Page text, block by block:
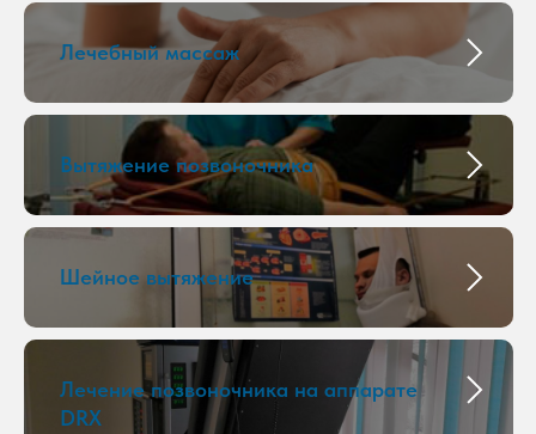
Лечебный массаж
Вытяжение позвоночника
Шейное вытяжение
Лечение позвоночника на аппарате
DRX